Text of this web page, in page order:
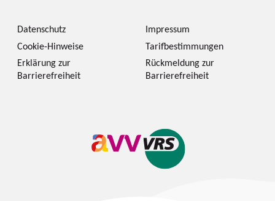
Datenschutz
Impressum
Cookie-Hinweise
Tarifbestimmungen
Erklärung zur
Barrierefreiheit
Rückmeldung zur
Barrierefreiheit